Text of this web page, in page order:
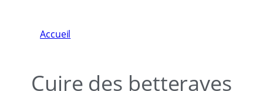
Accueil
Cuire des betteraves